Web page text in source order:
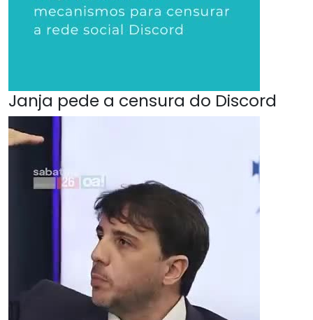
Janja pede a censura do Discord